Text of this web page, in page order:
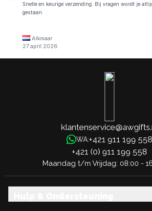
Snelle en keurige verzending. Bij vragen wordt je
gestaan
Alkmaar
27 april 2026
WA:+421 911 199 558
+421 (0) 911 199 558
Maandag t/m Vrijdag: 08:00 -